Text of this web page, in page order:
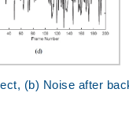
(b) Noise after